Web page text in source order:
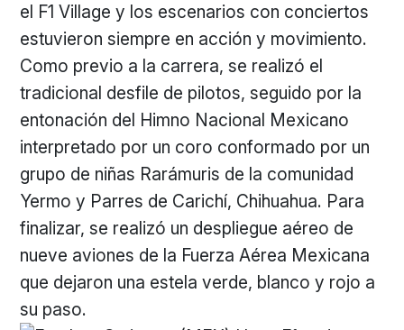
el F1 Village y los escenarios con conciertos
estuvieron siempre en acción y movimiento.
Como previo a la carrera, se realizó el
tradicional desfile de pilotos, seguido por la
entonación del Himno Nacional Mexicano
interpretado por un coro conformado por un
grupo de niñas Rarámuris de la comunidad
Yermo y Parres de Carichí, Chihuahua. Para
finalizar, se realizó un despliegue aéreo de
nueve aviones de la Fuerza Aérea Mexicana
que dejaron una estela verde, blanco y rojo a
su paso.